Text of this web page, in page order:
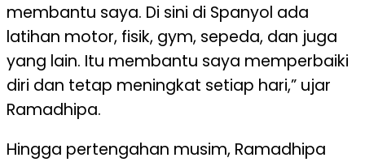
membantu saya. Di sini di Spanyol ada
latihan motor, fisik, gym, sepeda, dan juga
yang lain. Itu membantu saya memperbaiki
diri dan tetap meningkat setiap hari,” ujar
Ramadhipa.
Hingga pertengahan musim, Ramadhipa